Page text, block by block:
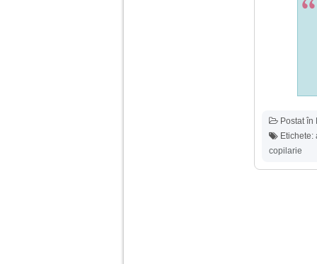
Postat în
Etichete:
copilarie